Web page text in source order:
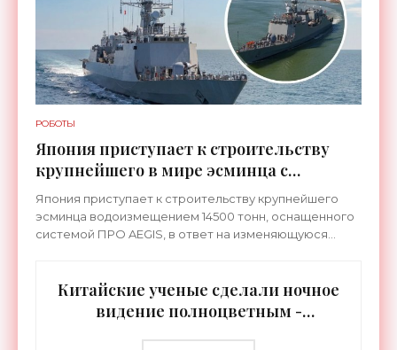
РОБОТЫ
Япония приступает к строительству
крупнейшего в мире эсминца с
системой ПРО AEGIS - «Оружие»
Япония приступает к строительству крупнейшего
эсминца водоизмещением 14500 тонн, оснащенного
системой ПРО AEGIS, в ответ на изменяющуюся
Китайские ученые сделали ночное
видение полноцветным -